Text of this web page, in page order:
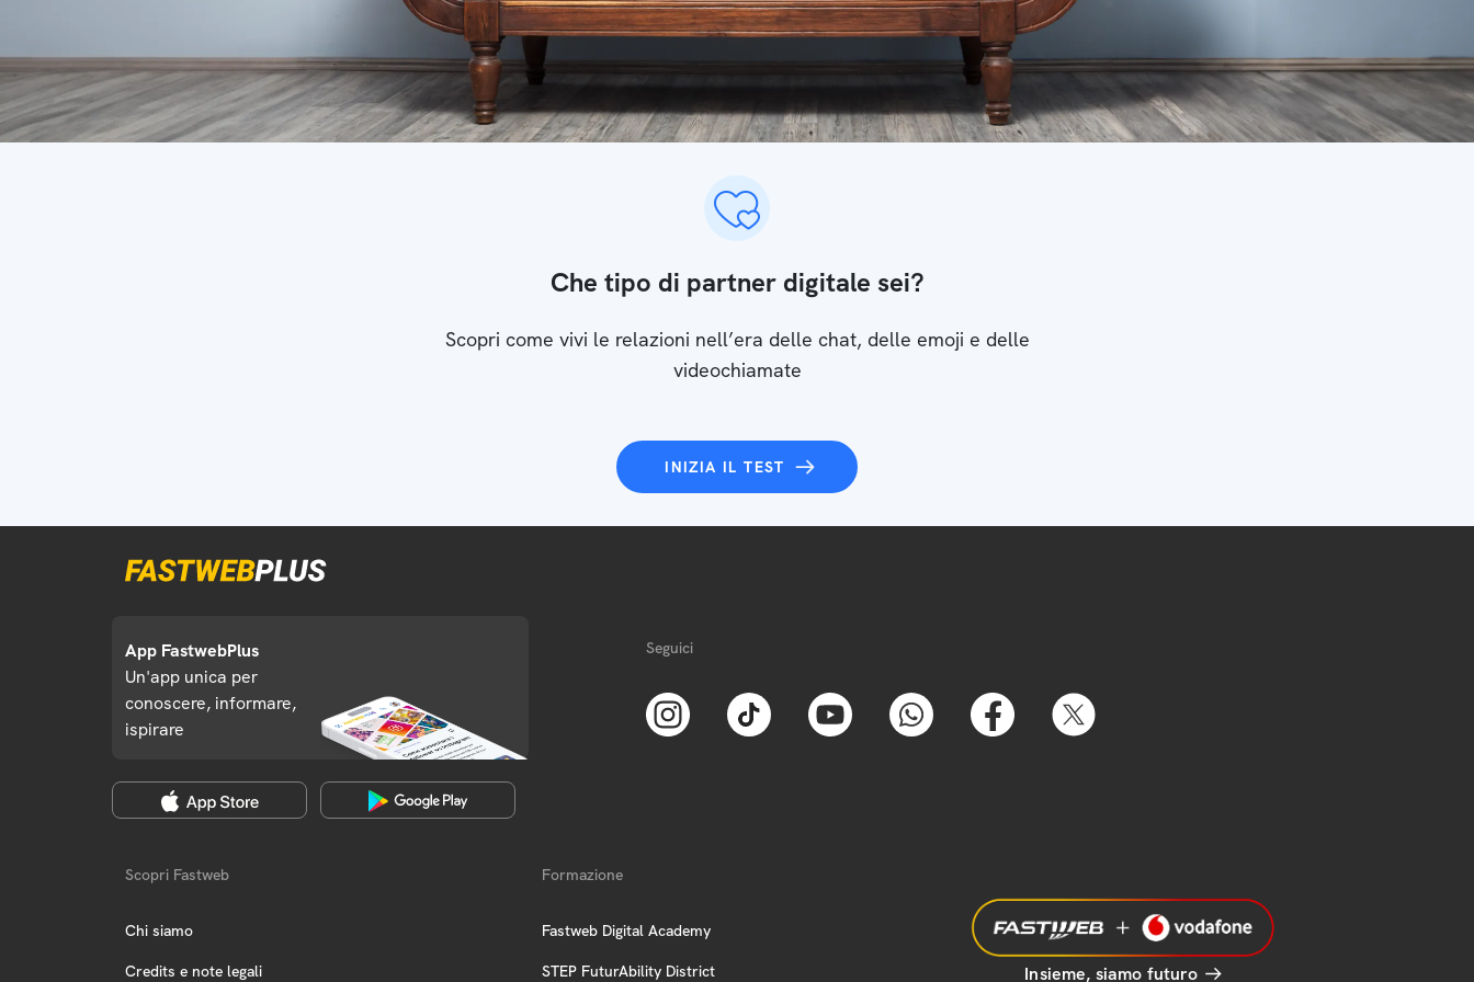
Che tipo di partner digitale sei?
Scopri come vivi le relazioni nell’era delle chat, delle emoji e delle
videochiamate
INIZIA IL TEST
App FastwebPlus
Un'app unica per
conoscere, informare,
ispirare
Seguici
Scopri Fastweb
Chi siamo
Credits e note legali
Formazione
Fastweb Digital Academy
STEP FuturAbility District Insieme, siamo futuro